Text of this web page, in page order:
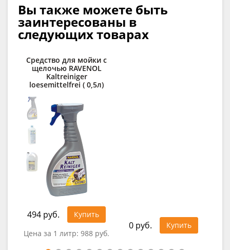
Вы также можете быть
заинтересованы в
следующих товарах
Средство для мойки с
щелочью RAVENOL
Kaltreiniger
loesemittelfrei ( 0,5л)
494 руб.
Купить
Цена за 1 литр: 988 руб.
0 руб. Купить